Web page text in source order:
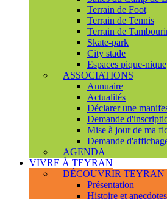
Terrain de Foot
Terrain de Tennis
Terrain de
Skate-park
City stade
Espaces pique-nique
ASSOCIATIONS
Annuaire
Actualités
Déclarer une
Demande
Mise à jour de ma
Demande
AGENDA
VIVRE À TEYRAN
DÉCOUVRIR TEYRAN
Présentation
Histoire et anecdotes